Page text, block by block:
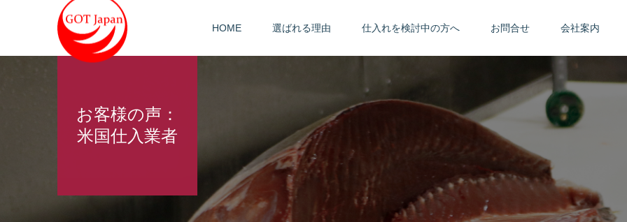
HOME 選ばれる理由 仕入れを検討中の方へ お問合せ 会社案内
お客様の声：
米国仕入業者